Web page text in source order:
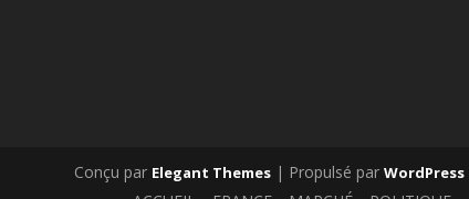
Conçu par Elegant Themes | Propulsé parWordPress